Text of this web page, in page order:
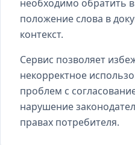
необходимо обратить
положение слова в
контекст.
Сервис позволяет
некорректное
проблем с
нарушение
правах потребителя.